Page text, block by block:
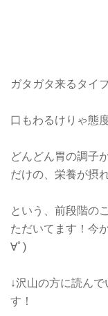
ガタガタ来るタイ
口もわるけりゃ態
どんどん胃の調子
だけの、栄養が摂
という、前段階の
ただいてます！今
∀ﾟ)
↓沢山の方に読ん
す！